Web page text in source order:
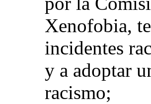
Xenofobia,
incidentes
y a adoptar
racismo;